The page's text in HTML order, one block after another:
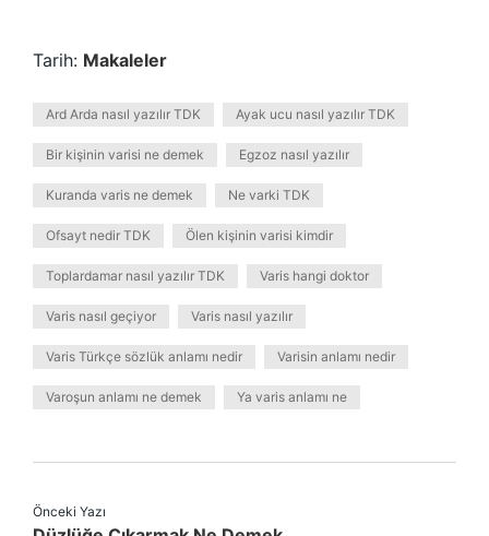
Tarih: Makaleler
Ard Arda nasıl yazılır TDK Ayak ucu nasıl yazılır TDK
Bir kişinin varisi ne demek Egzoz nasıl yazılır
Kuranda varis ne demek Ne varki TDK
Ofsayt nedir TDK Ölen kişinin varisi kimdir
Toplardamar nasıl yazılır TDK Varis hangi doktor
Varis nasıl geçiyor Varis nasıl yazılır
Varis Türkçe sözlük anlamı nedir Varisin anlamı nedir
Varoşun anlamı ne demek Ya varis anlamı ne
Önceki Yazı